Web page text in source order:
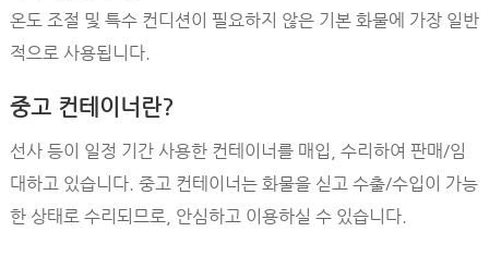
온도 조절 및 특수 컨디션이 필요하지 않은 기본 화물에 가장 일반
적으로 사용됩니다.
중고 컨테이너란?
선사 등이 일정 기간 사용한 컨테이너를 매입, 수리하여 판매/임
대하고 있습니다. 중고 컨테이너는 화물을 싣고 수출/수입이 가능
한 상태로 수리되므로, 안심하고 이용하실 수 있습니다.